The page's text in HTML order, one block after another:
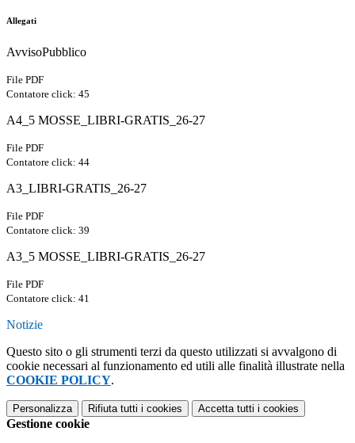
Allegati
AvvisoPubblico
File PDF
Contatore click: 45
A4_5 MOSSE_LIBRI-GRATIS_26-27
File PDF
Contatore click: 44
A3_LIBRI-GRATIS_26-27
File PDF
Contatore click: 39
A3_5 MOSSE_LIBRI-GRATIS_26-27
File PDF
Contatore click: 41
Notizie
Questo sito o gli strumenti terzi da questo utilizzati si avvalgono di
cookie necessari al funzionamento ed utili alle finalità illustrate nella
COOKIE POLICY.
Personalizza Rifiuta tutti i cookies Accetta tutti i cookies
Gestione cookie